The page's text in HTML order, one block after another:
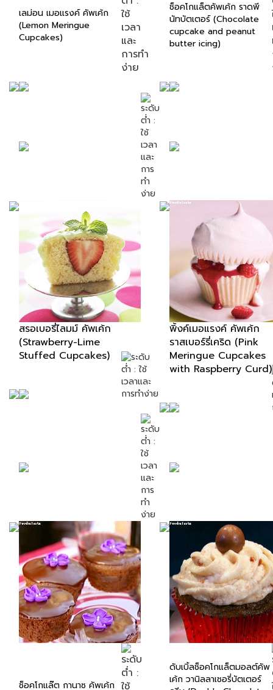
เลม่อน เมอแรงค์ คัพเค้ก
(Lemon Meringue
Cupcakes)
ช็อคโกแล็ตคัพเค้ก ราดพี
นัทบัตเตอร์ (Chocolate
cupcake and peanut
butter icing)
สรอเบอรี่ไลมม์ คัพเค้ก
(Strawberry-Lime
Stuffed Cupcakes)
พิ้งค์เมอแรงค์ คัพเค้ก
ราสเบอร์รี่เคริด (Pink
Meringue Cupcakes
with Raspberry Curd)
ช็อคโกแล๊ต กานาซ คัพเค้ก
ดับเบิ้ลช็อคโกแล็ตมอลต์คัพ
เค้ก วานิลลาเชอรี่บัตเตอร์